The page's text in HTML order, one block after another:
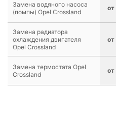
Замена водяного насоса
(помпы) Opel Crossland
от
Замена радиатора
охлаждения двигателя
Opel Crossland
от
Замена термостата Opel
Crossland
от